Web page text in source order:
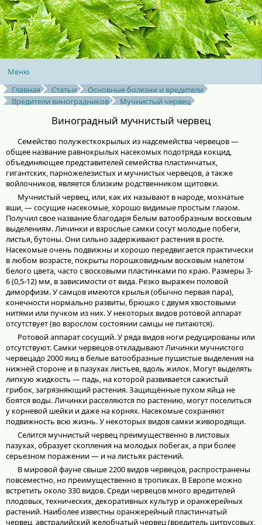
Меню
Главная
Статьи
Основные болезни и вредители
Вредители виноградников
Мучнистый червец
Виноградный мучнистый червец
Семейство полужесткокрылых из надсемейства червецов —
общее название равнокрылых насекомых подотряда кокцид,
объединяющее представителей семейства пластинчатых,
гигантских, парножелезистых и мучнистых червецов, а также
войлочников, является близким родственником щитовки.
Мучнистый червец, или, как их называют в народе, мохнатые
вши, — сосущие насекомые, хорошо видимые простым глазом.
Получил свое название благодаря белым ватообразным восковым
выделениям. Личинки и взрослые самки сосут молодые побеги,
листья, бутоны. Они сильно задерживают растения в росте.
Насекомые очень подвижны и хорошо передвигается практически
в любом возрасте, покрыты порошковидным восковым налётом
белого цвета, часто с восковыми пластинками по краю. Размеры 3-
6 (0,5-12) мм, в зависимости от вида. Резко выражен половой
диморфизм. У самцов имеются крылья (обычно первая пара),
конечности нормально развиты, брюшко с двумя хвостовыми
нитями или пучком из них. У некоторых видов ротовой аппарат
отсутствует (во взрослом состоянии самцы не питаются).
Ротовой аппарат сосущий. У ряда видов ноги редуцированы или
отсутствуют. Самки червецов откладывают Личинки мучнистого
червецадо 2000 яиц в белые ватообразные пушистые выделения на
нижней стороне и в пазухах листьев, вдоль жилок. Могут выделять
липкую жидкость — падь, на которой развивается сажистый
грибок, загрязняющий растения. Защищённые пухом яйца не
боятся воды. Личинки расселяются по растению, могут поселиться
у корневой шейки и даже на корнях. Насекомые сохраняют
подвижность всю жизнь. У некоторых видов самки живородящи.
Селится мучнистый червец преимущественно в листовых
пазухах, образует скопления на молодых побегах, а при более
серьезном поражении — и на листьях растений.
В мировой фауне свыше 2200 видов червецов, распространены
повсеместно, но преимущественно в тропиках. В Европе можно
встретить около 330 видов. Среди червецов много вредителей
плодовых, технических, декоративных культур и оранжерейных
растений. Наиболее известны оранжерейный пластинчатый
червец, австралийский желобчатый червец (вредитель цитрусовых,